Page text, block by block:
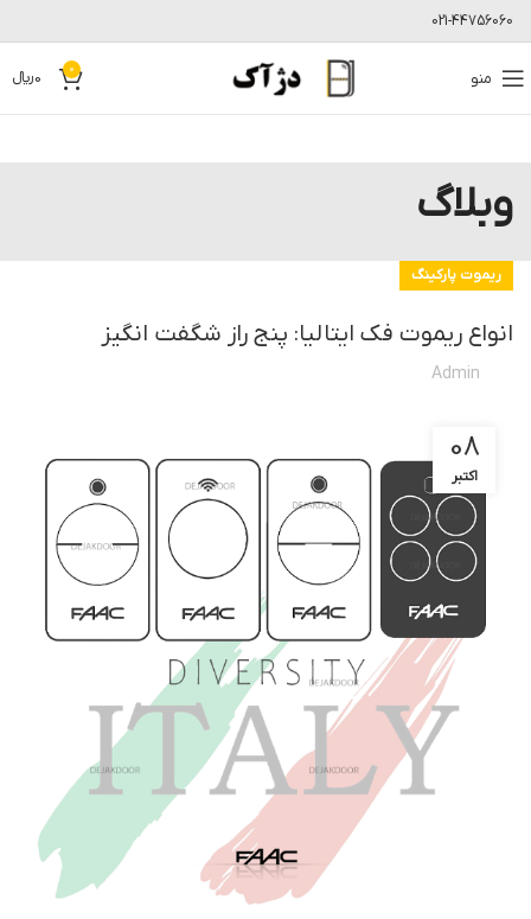
021-44756060
منو 0
0﷼
وبلاگ
ریموت پارکینگ
انواع ریموت فک ایتالیا: پنج راز شگفت انگیز
Admin
08
اکتبر